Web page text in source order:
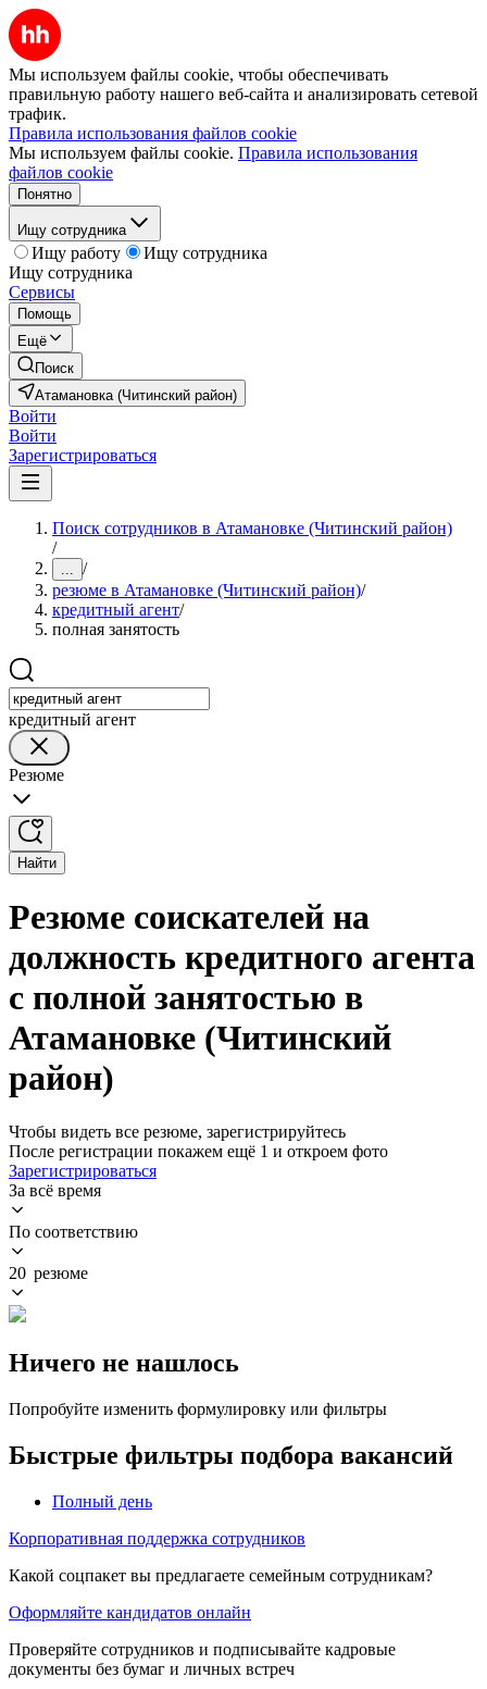
Мы используем файлы cookie, чтобы обеспечивать
правильную работу нашего веб-сайта и анализировать сетевой
трафик.
Правила использования файлов cookie
Мы используем файлы cookie. Правила использования
файлов cookie
Понятно
Ищу сотрудника
Ищу работу
Ищу сотрудника
Ищу сотрудника
Сервисы
Помощь
Ещё
Поиск
Атамановка (Читинский район)
Войти
Войти
Зарегистрироваться
Поиск сотрудников в Атамановке (Читинский район)
/
... /
резюме в Атамановке (Читинский район)/
кредитный агент/
полная занятость
кредитный агент
Резюме
Найти
Резюме соискателей на
должность кредитного агента
с полной занятостью в
Атамановке (Читинский
район)
Чтобы видеть все резюме, зарегистрируйтесь
После регистрации покажем ещё 1 и откроем фото
Зарегистрироваться
За всё время
По соответствию
20 резюме
Ничего не нашлось
Попробуйте изменить формулировку или фильтры
Быстрые фильтры подбора вакансий
Полный день
Корпоративная поддержка сотрудников
Какой соцпакет вы предлагаете семейным сотрудникам?
Оформляйте кандидатов онлайн
Проверяйте сотрудников и подписывайте кадровые
документы без бумаг и личных встреч